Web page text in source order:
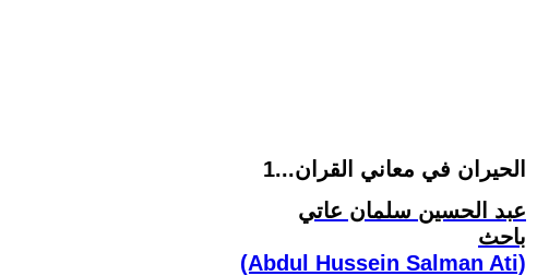
الحيران في معاني القران...1
عبد الحسين سلمان عاتي
باحث
(Abdul Hussein Salman Ati)